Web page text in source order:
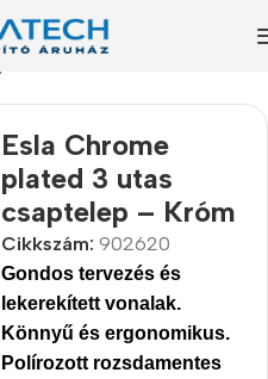
Esla Chrome
plated 3 utas
csaptelep – Króm
Cikkszám: 902620
Gondos tervezés és
lekerekített vonalak.
Könnyű és ergonomikus.
Polírozott rozsdamentes